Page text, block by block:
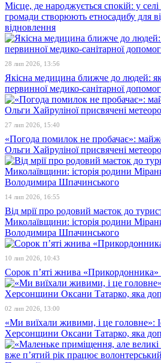
Місце, де народжується спокій: у селі
громади створюють етносадибу для
відновлення
28 лип 2026, 13:56
Якісна медицина ближче до людей:
первинної медико-санітарної
27 лип 2026, 15:40
«Погода помилок не пробачає»:
Ольги Хайруліної присвячені
14 лип 2026, 16:55
Від мрії про родовий маєток до
Миколаївщини: історія родини
Володимира Шпачинського
10 лип 2026, 10:43
Сорок п’яті жнива «Прикордонника»
02 лип 2026, 13:00
«Ми виїхали живими, і це головне»:
Херсонщини Оксани Татарко, яка